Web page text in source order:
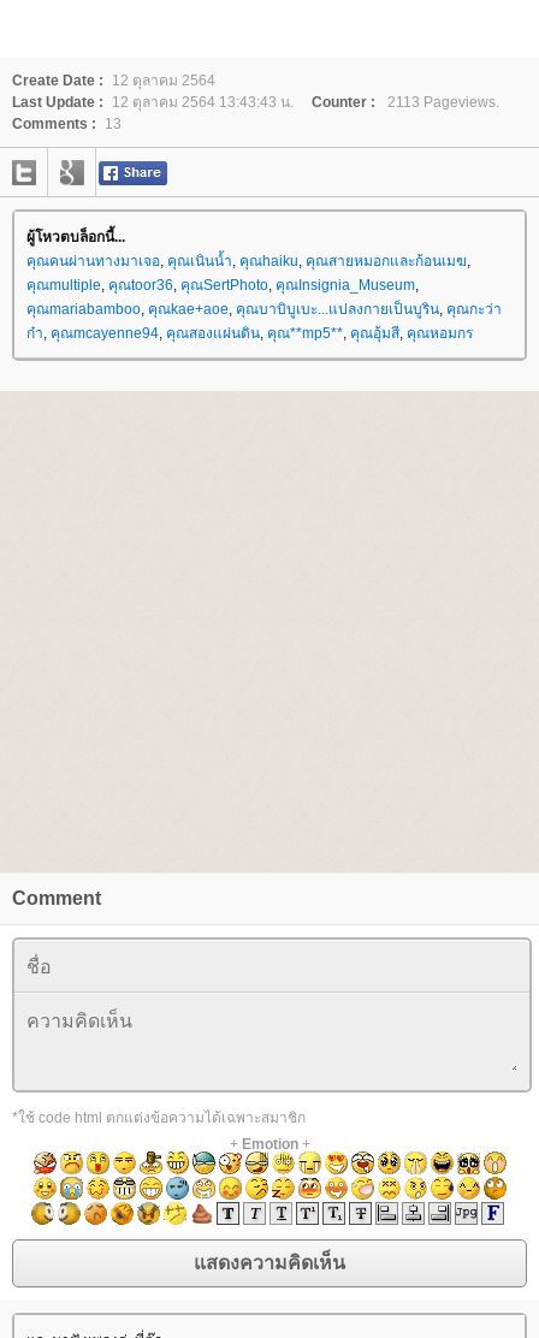
Create Date :
12 ตุลาคม 2564
Last Update :
12 ตุลาคม 2564 13:43:43 น. Counter :
2113 Pageviews.
Comments :
13
ผู้โหวตบล็อกนี้...
คุณคนผ่านทางมาเจอ, คุณเนินน้ำ, คุณhaiku, คุณสายหมอกและก้อนเมฆ,
คุณmultiple, คุณtoor36, คุณSertPhoto, คุณInsignia_Museum,
คุณmariabamboo, คุณkae+aoe, คุณบาบิบูเบะ...แปลงกายเป็นบูริน, คุณกะว่า
ก๋า, คุณmcayenne94, คุณสองแผ่นดิน, คุณ**mp5**, คุณอุ้มสี, คุณหอมกร
Comment
*ใช้ code html ตกแต่งข้อความได้เฉพาะสมาชิก
+ Emotion+